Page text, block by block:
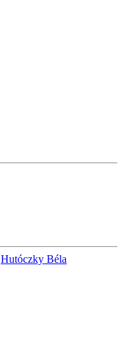
Hutóczky Béla